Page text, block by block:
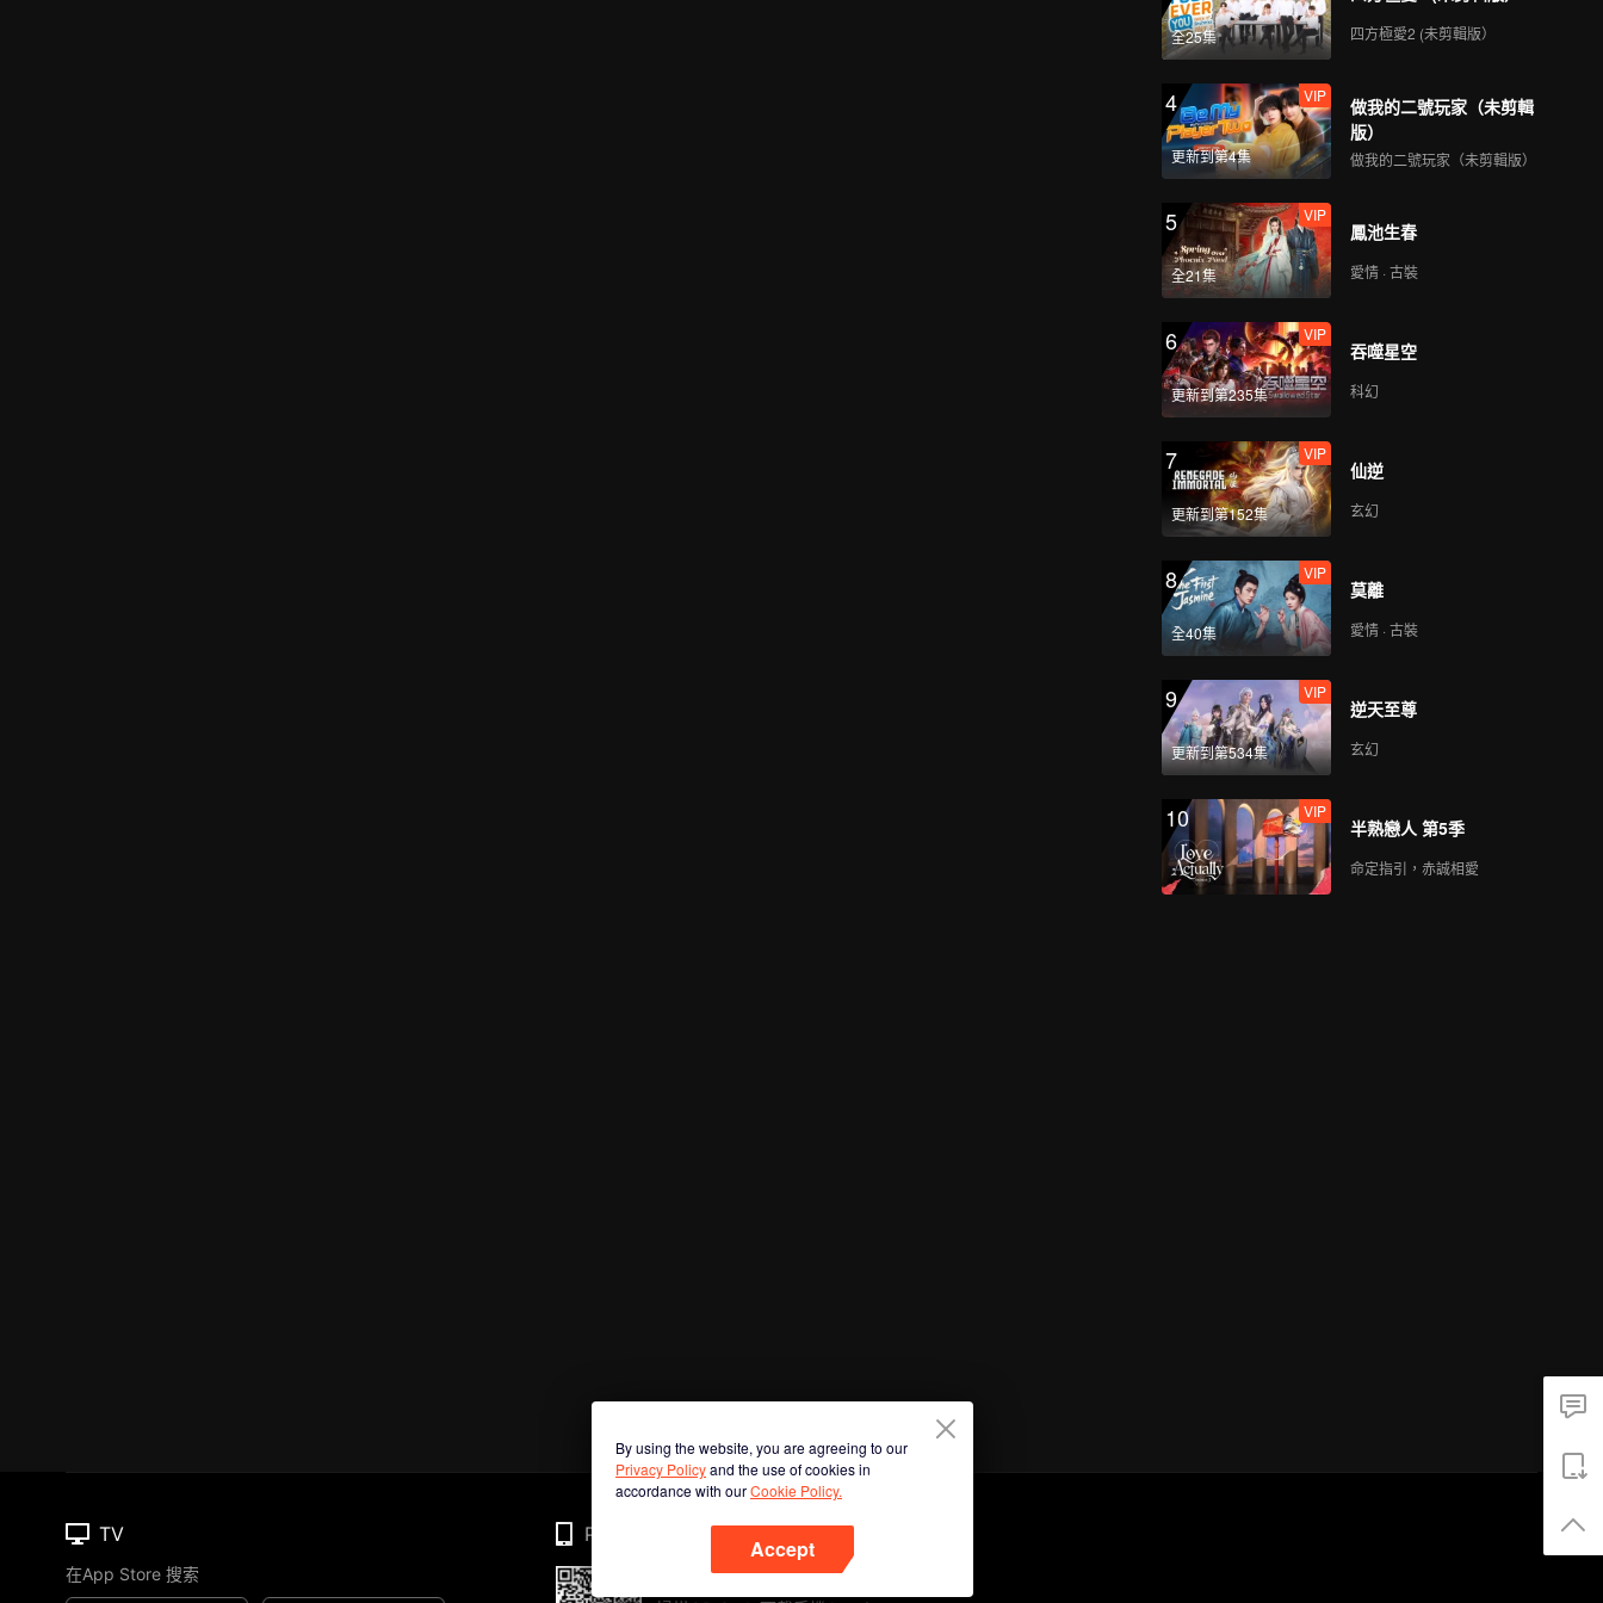
全25集 四方極愛2 (未剪輯版）
4
更新到第4集
VIP
做我的二號玩家（未剪輯
版）
做我的二號玩家（未剪輯版）
5
全21集
VIP
鳳池生春
愛情 · 古裝
6
更新到第235集
VIP
吞噬星空
科幻
7
更新到第152集
VIP
仙逆
玄幻
8
全40集
VIP
莫離
愛情 · 古裝
9
更新到第534集
VIP
逆天至尊
玄幻
10 VIP
半熟戀人 第5季
命定指引，赤誠相愛
By using the website, you are agreeing to our
Privacy Policyand the use of cookies in
accordance with ourCookie Policy.
Accept
TV
在App Store 搜索
Phone